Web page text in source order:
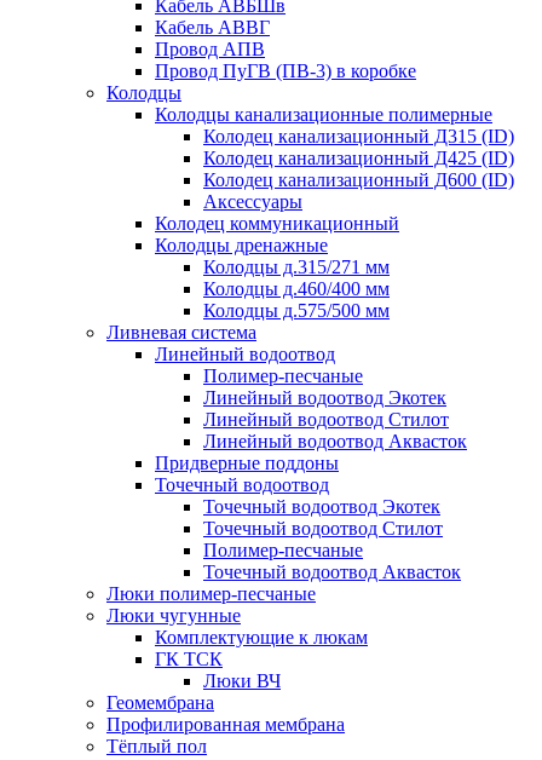
Кабель АВБШв
Кабель АВВГ
Провод АПВ
Провод ПуГВ (ПВ-3) в коробке
Колодцы
Колодцы канализационные полимерные
Колодец канализационный Д315 (ID)
Колодец канализационный Д425 (ID)
Колодец канализационный Д600 (ID)
Аксессуары
Колодец коммуникационный
Колодцы дренажные
Колодцы д.315/271 мм
Колодцы д.460/400 мм
Колодцы д.575/500 мм
Ливневая система
Линейный водоотвод
Полимер-песчаные
Линейный водоотвод Экотек
Линейный водоотвод Стилот
Линейный водоотвод Аквасток
Придверные поддоны
Точечный водоотвод
Точечный водоотвод Экотек
Точечный водоотвод Стилот
Полимер-песчаные
Точечный водоотвод Аквасток
Люки полимер-песчаные
Люки чугунные
Комплектующие к люкам
ГК ТСК
Люки ВЧ
Геомембрана
Профилированная мембрана
Тёплый пол